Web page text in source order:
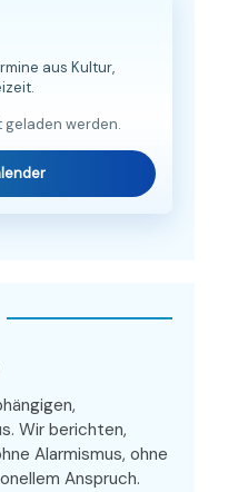
aus Kultur,
werden.
Wir berichten,
Alarmismus, ohne
Anspruch.